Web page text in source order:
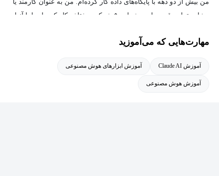
من بیش از دو دهه با پایگاه‌های داده کار کرده‌ام. من به عنوان کارمند یا
مشاور تمام وقت برای بیش از
۵۰ شرکت مختلف کار کرده‌ام یا با آنها
کوچک تا متوسط ​​قرار دارم. برخی از آنها عبارتند از: جورجیا پسیفیک،
نت‌سرتینتی، شبکه خرید خانگی، سوینگ‌وت، آتلانتا گس اند لایت و
نورثروپ گرومن.
مهارت‌هایی که می‌آموزید
آموزش Claude AI آموزش ابزارهای هوش مصنوعی
آموزش هوش مصنوعی